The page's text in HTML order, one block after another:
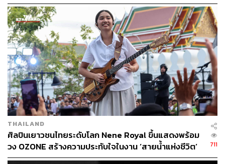
THAILAND
ศิลปินเยาวชนไทยระดับโลก Nene Royal ขึ้นแสดงพร้อม
วง OZONE สร้างความประทับใจในงาน ‘สายน้ำแห่งชีวิต’
711